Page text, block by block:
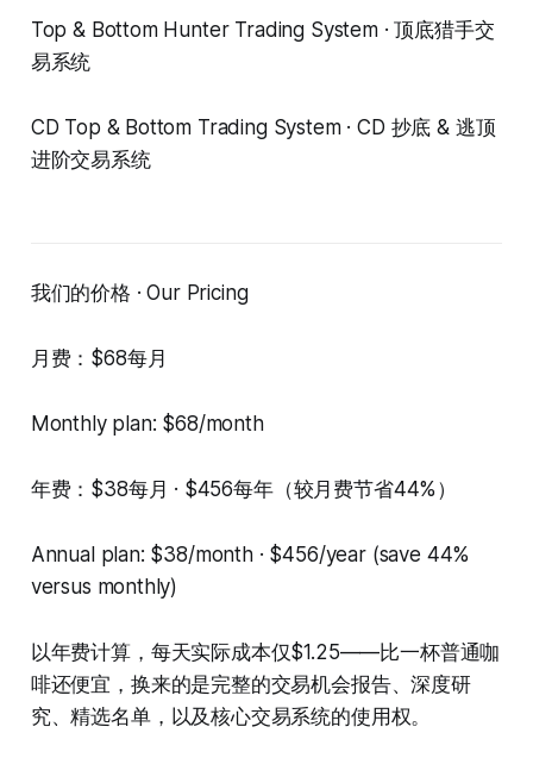
Top & Bottom Hunter Trading System · 顶底猎手交
易系统
CD Top & Bottom Trading System · CD 抄底 & 逃顶
进阶交易系统
我们的价格 · Our Pricing
月费：$68每月
Monthly plan: $68/month
年费：$38每月 · $456每年（较月费节省44%）
Annual plan: $38/month · $456/year (save 44%
versus monthly)
以年费计算，每天实际成本仅$1.25——比一杯普通咖
啡还便宜，换来的是完整的交易机会报告、深度研
究、精选名单，以及核心交易系统的使用权。